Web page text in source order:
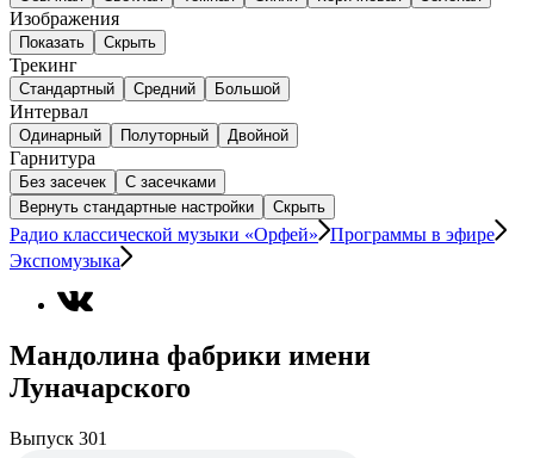
Изображения
Показать Скрыть
Трекинг
Стандартный Средний Большой
Интервал
Одинарный Полуторный Двойной
Гарнитура
Без засечек
С засечками
Вернуть стандартные настройки
Скрыть
Радио классической музыки «Орфей»
Программы в эфире
Экспомузыка
Мандолина фабрики имени
Луначарского
Выпуск 301